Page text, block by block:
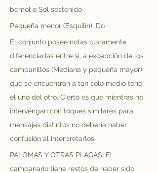
bemol o Sol sostenido
Pequeña menor (Esquilín): Do
El conjunto posee notas claramente
diferenciadas entre si, a excepción de los
campanillos (Mediana y pequeña mayor)
que se encuentran a tan solo medio tono
el uno del otro. Cierto es que mientras no
intervengan con toques similares para
mensajes distintos no debería haber
confusión al interpretarlos.
PALOMAS Y OTRAS PLAGAS: El
campanario tiene restos de haber sido